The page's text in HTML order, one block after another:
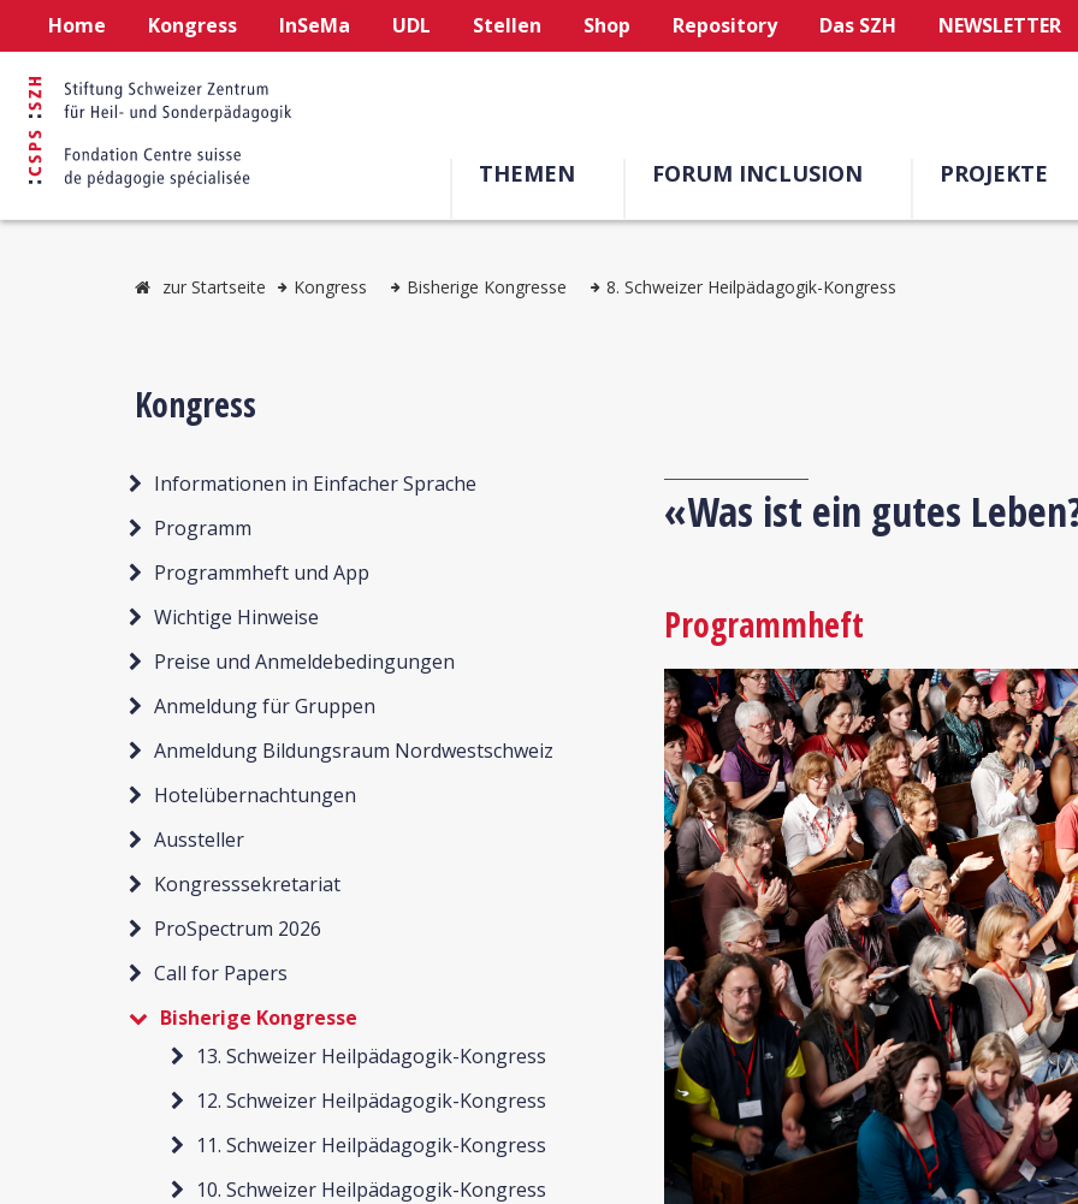
Home Kongress InSeMa UDL Stellen Shop Repository Das SZH NEWSLETTER
THEMEN FORUM INCLUSION PROJEKTE
zur Startseite Kongress Bisherige Kongresse 8. Schweizer Heilpädagogik-Kongress
Kongress
Informationen in Einfacher Sprache
Programm
Programmheft und App
Wichtige Hinweise
Preise und Anmeldebedingungen
Anmeldung für Gruppen
Anmeldung Bildungsraum Nordwestschweiz
Hotelübernachtungen
Aussteller
Kongresssekretariat
ProSpectrum 2026
Call for Papers
Bisherige Kongresse
13. Schweizer Heilpädagogik-Kongress
12. Schweizer Heilpädagogik-Kongress
11. Schweizer Heilpädagogik-Kongress
10. Schweizer Heilpädagogik-Kongress
«Was ist ein gutes
Programmheft